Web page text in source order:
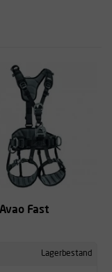
Fast
Lagerbestand